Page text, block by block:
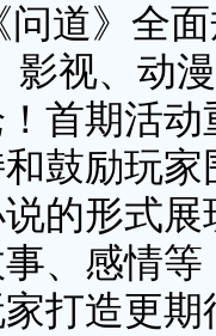
道》全面
影视、动
首期活
鼓励玩
的形式
、感情
打造更